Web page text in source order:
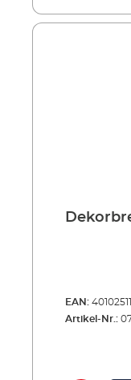
Kontrolle
verhindert
Anlage
EAN:
Artikel-Nr.: